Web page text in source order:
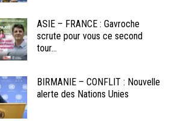
ASIE – FRANCE : Gavroche
scrute pour vous ce second
tour...
BIRMANIE – CONFLIT : Nouvelle
alerte des Nations Unies